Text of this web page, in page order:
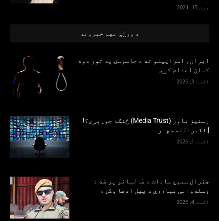
جون 15, 2021
د ورځې مهم خبرونه
ایران، اسراییلو ته د جاسوسۍ په تور دوه
کسان اعدام کړي
اګست 3, 2026
رسنیز باور (Media Trust) څنګه جوړېږي؟!
| فقيرالله سهار
اګست 1, 2026
جنرال سمیع سادات د طالبانو پر ضد د
وسله‌والې مبارزې د پیل ادعا وکړه
اګست 4, 2026